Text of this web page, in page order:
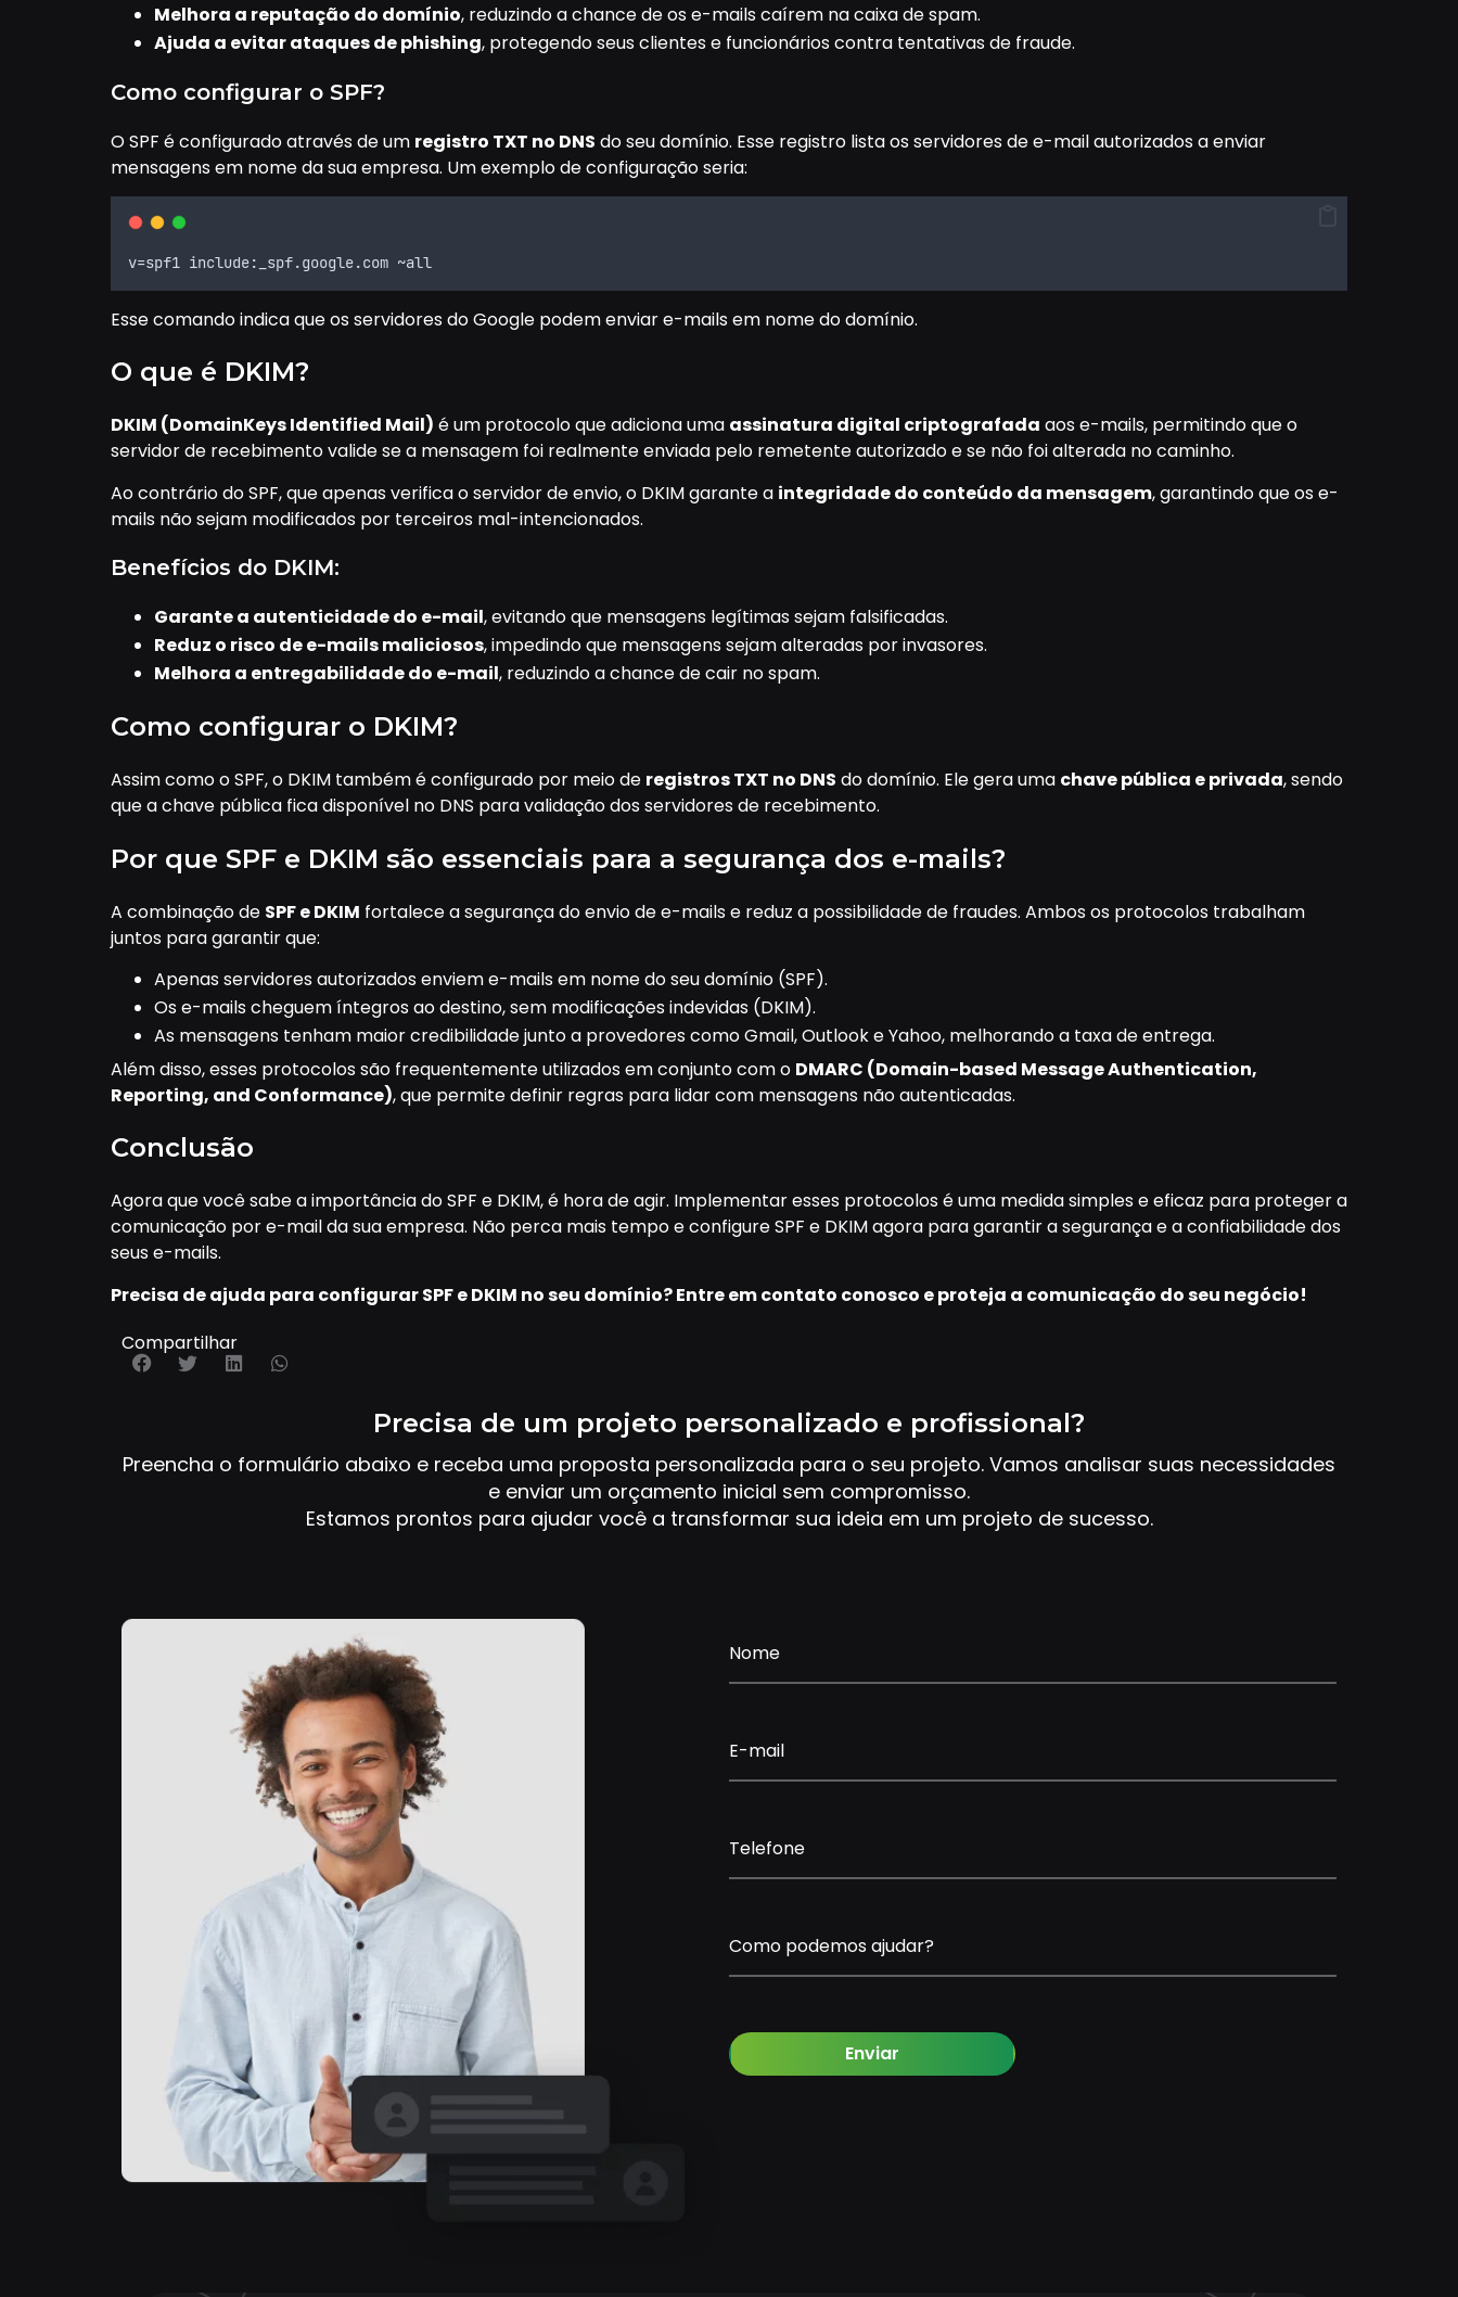
Melhora a reputação do domínio, reduzindo a chance de os e-mails caírem na caixa de spam.
Ajuda a evitar ataques de phishing, protegendo seus clientes e funcionários contra tentativas de fraude.
Como configurar o SPF?
O SPF é configurado através de um registro TXT no DNS do seu domínio. Esse registro lista os servidores de e-mail autorizados a enviar
mensagens em nome da sua empresa. Um exemplo de configuração seria:
v=spf1 include:_spf.google.com ~all
Esse comando indica que os servidores do Google podem enviar e-mails em nome do domínio.
O que é DKIM?
DKIM (DomainKeys Identified Mail) é um protocolo que adiciona uma assinatura digital criptografada aos e-mails, permitindo que o
servidor de recebimento valide se a mensagem foi realmente enviada pelo remetente autorizado e se não foi alterada no caminho.
Ao contrário do SPF, que apenas verifica o servidor de envio, o DKIM garante a integridade do conteúdo da mensagem, garantindo que os e-
mails não sejam modificados por terceiros mal-intencionados.
Benefícios do DKIM:
Garante a autenticidade do e-mail, evitando que mensagens legítimas sejam falsificadas.
Reduz o risco de e-mails maliciosos, impedindo que mensagens sejam alteradas por invasores.
Melhora a entregabilidade do e-mail, reduzindo a chance de cair no spam.
Como configurar o DKIM?
Assim como o SPF, o DKIM também é configurado por meio de registros TXT no DNS do domínio. Ele gera uma chave pública e privada, sendo
que a chave pública fica disponível no DNS para validação dos servidores de recebimento.
Por que SPF e DKIM são essenciais para a segurança dos e-mails?
A combinação de SPF e DKIM fortalece a segurança do envio de e-mails e reduz a possibilidade de fraudes. Ambos os protocolos trabalham
juntos para garantir que:
Apenas servidores autorizados enviem e-mails em nome do seu domínio (SPF).
Os e-mails cheguem íntegros ao destino, sem modificações indevidas (DKIM).
As mensagens tenham maior credibilidade junto a provedores como Gmail, Outlook e Yahoo, melhorando a taxa de entrega.
Além disso, esses protocolos são frequentemente utilizados em conjunto com o DMARC (Domain-based Message Authentication,
Reporting, and Conformance), que permite definir regras para lidar com mensagens não autenticadas.
Conclusão
Agora que você sabe a importância do SPF e DKIM, é hora de agir. Implementar esses protocolos é uma medida simples e eficaz para proteger a
comunicação por e-mail da sua empresa. Não perca mais tempo e configure SPF e DKIM agora para garantir a segurança e a confiabilidade dos
seus e-mails.
Precisa de ajuda para configurar SPF e DKIM no seu domínio? Entre em contato conosco e proteja a comunicação do seu negócio!
Compartilhar
Precisa de um projeto personalizado e profissional?
Preencha o formulário abaixo e receba uma proposta personalizada para o seu projeto. Vamos analisar suas necessidades
e enviar um orçamento inicial sem compromisso.
Estamos prontos para ajudar você a transformar sua ideia em um projeto de sucesso.
Nome
E-mail
Telefone
Como podemos ajudar?
Enviar